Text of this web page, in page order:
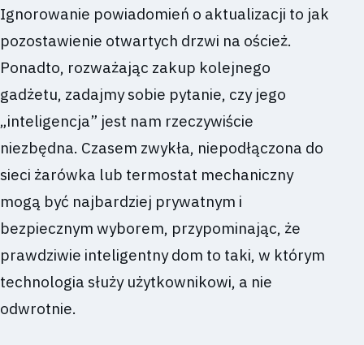
Ignorowanie powiadomień o aktualizacji to jak
pozostawienie otwartych drzwi na oścież.
Ponadto, rozważając zakup kolejnego
gadżetu, zadajmy sobie pytanie, czy jego
„inteligencja” jest nam rzeczywiście
niezbędna. Czasem zwykła, niepodłączona do
sieci żarówka lub termostat mechaniczny
mogą być najbardziej prywatnym i
bezpiecznym wyborem, przypominając, że
prawdziwie inteligentny dom to taki, w którym
technologia służy użytkownikowi, a nie
odwrotnie.